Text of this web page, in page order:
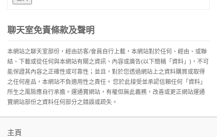
聊天室免責條款及聲明
本網站之聊天室部份，經由訪客/會員自行上載，本網站對於任何、經由、或聯
結、下載或從任何與本網站有關之資訊、內容或廣告(以下簡稱「資料」)，不可
能保證其內容之正確性或可靠性；並且，對於您透過網站上之資料購買或取得
之任何産品，本網站不負適用性之責任。 您於此接受並承認信賴任何「資料」
所生之風險應自行承擔。運通寶網站，有權但無此義務，改善或更正網站運通
寶網站部份之資料任何部分之錯誤或疏失。
主頁